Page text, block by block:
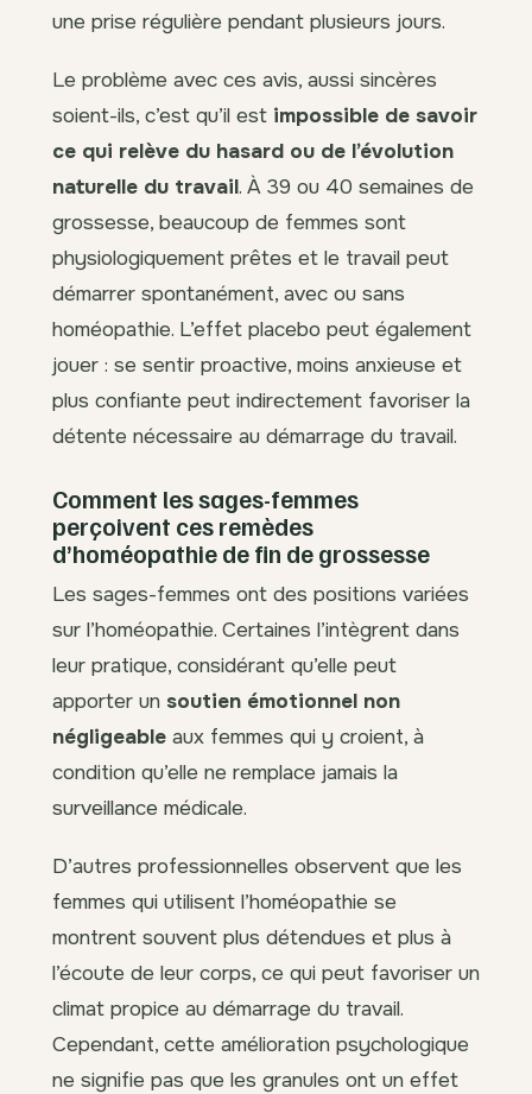
une prise régulière pendant plusieurs jours.
Le problème avec ces avis, aussi sincères
soient-ils, c’est qu’il est impossible de savoir
ce qui relève du hasard ou de l’évolution
naturelle du travail. À 39 ou 40 semaines de
grossesse, beaucoup de femmes sont
physiologiquement prêtes et le travail peut
démarrer spontanément, avec ou sans
homéopathie. L’effet placebo peut également
jouer : se sentir proactive, moins anxieuse et
plus confiante peut indirectement favoriser la
détente nécessaire au démarrage du travail.
Comment les sages-femmes
perçoivent ces remèdes
d’homéopathie de fin de grossesse
Les sages-femmes ont des positions variées
sur l’homéopathie. Certaines l’intègrent dans
leur pratique, considérant qu’elle peut
apporter un soutien émotionnel non
négligeable aux femmes qui y croient, à
condition qu’elle ne remplace jamais la
surveillance médicale.
D’autres professionnelles observent que les
femmes qui utilisent l’homéopathie se
montrent souvent plus détendues et plus à
l’écoute de leur corps, ce qui peut favoriser un
climat propice au démarrage du travail.
Cependant, cette amélioration psychologique
ne signifie pas que les granules ont un effet